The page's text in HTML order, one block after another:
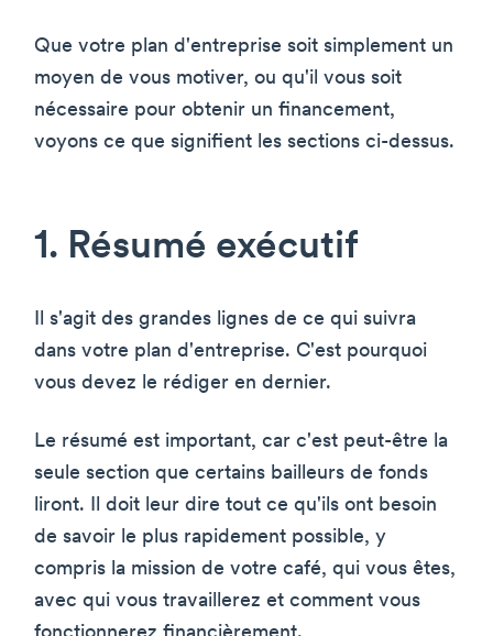
Que votre plan d'entreprise soit simplement un
moyen de vous motiver, ou qu'il vous soit
nécessaire pour obtenir un financement,
voyons ce que signifient les sections ci-dessus.
1. Résumé exécutif
Il s'agit des grandes lignes de ce qui suivra
dans votre plan d'entreprise. C'est pourquoi
vous devez le rédiger en dernier.
Le résumé est important, car c'est peut-être la
seule section que certains bailleurs de fonds
liront. Il doit leur dire tout ce qu'ils ont besoin
de savoir le plus rapidement possible, y
compris la mission de votre café, qui vous êtes,
avec qui vous travaillerez et comment vous